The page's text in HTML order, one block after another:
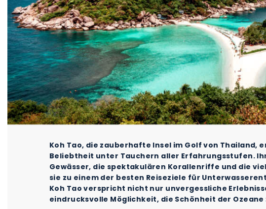
Koh Tao, die zauberhafte Insel im Golf von Thailand,
Beliebtheit unter Tauchern aller Erfahrungsstufen.
Gewässer, die spektakulären Korallenriffe und die
sie zu einem der besten Reiseziele für
Koh Tao verspricht nicht nur unvergessliche
eindrucksvolle Möglichkeit, die Schönheit der